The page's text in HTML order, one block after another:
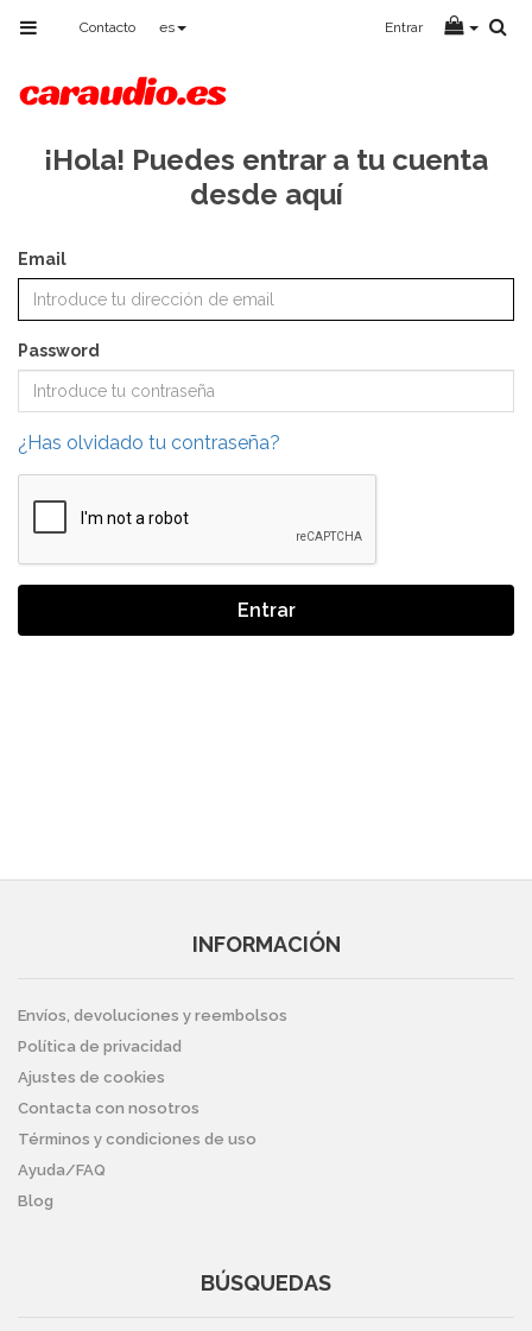
Toggle
navigation
Contacto es Entrar
¡Hola! Puedes entrar a tu cuenta
desde aquí
Email
Password
¿Has olvidado tu contraseña?
Entrar
INFORMACIÓN
Envíos, devoluciones y reembolsos
Política de privacidad
Ajustes de cookies
Contacta con nosotros
Términos y condiciones de uso
Ayuda/FAQ
Blog
BÚSQUEDAS